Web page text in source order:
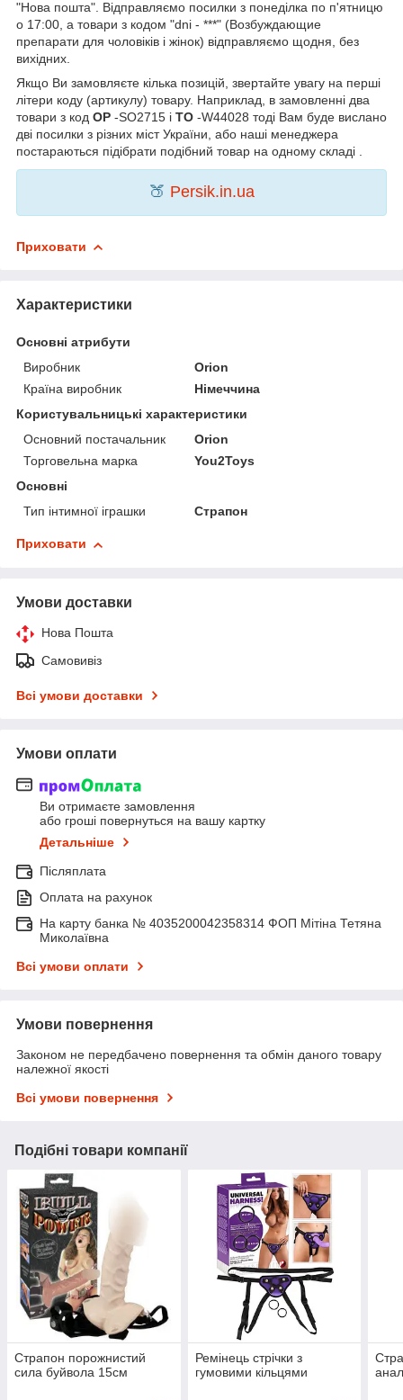
"Нова пошта". Відправляємо посилки з понеділка по п'ятницю
о 17:00, а товари з кодом "dni - ***" (Возбуждающие
препарати для чоловіків і жінок) відправляємо щодня, без
вихідних.
Якщо Ви замовляєте кілька позицій, звертайте увагу на перші
літери коду (артикулу) товару. Наприклад, в замовленні два
товари з код OP -SO2715 і TO -W44028 тоді Вам буде вислано
дві посилки з різних міст України, або наші менеджера
постараються підібрати подібний товар на одному складі .
🍑 Persik.in.ua
Приховати
Характеристики
Основні атрибути
Виробник
Orion
Країна виробник
Німеччина
Користувальницькі характеристики
Основний постачальник
Orion
Торговельна марка
You2Toys
Основні
Тип інтимної іграшки
Страпон
Приховати
Умови доставки
Нова Пошта
Самовивіз
Всі умови доставки
Умови оплати
Ви отримаєте замовлення
або гроші повернуться на вашу картку
Детальніше
Післяплата
Оплата на рахунок
На карту банка № 4035200042358314 ФОП Мітіна Тетяна
Миколаївна
Всі умови оплати
Умови повернення
Законом не передбачено повернення та обмін даного товару
належної якості
Всі умови повернення
Подібні товари компанії
Страпон порожнистий
сила буйвола 15см
Ремінець стрічки з
гумовими кільцями